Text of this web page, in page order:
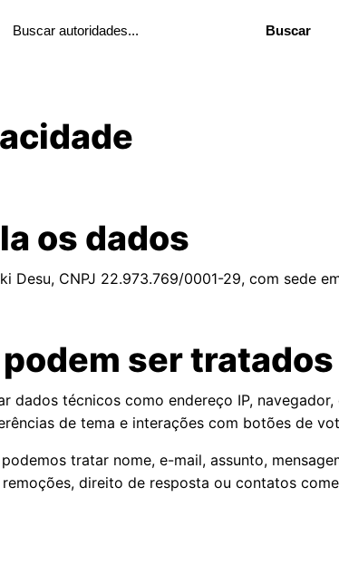
Buscar
os dados
Desu, CNPJ 22.973.769/0001-29, com sede
ser tratados
dados técnicos como endereço IP,
de tema e interações com botões de
tratar nome, e-mail, assunto,
direito de resposta ou contatos